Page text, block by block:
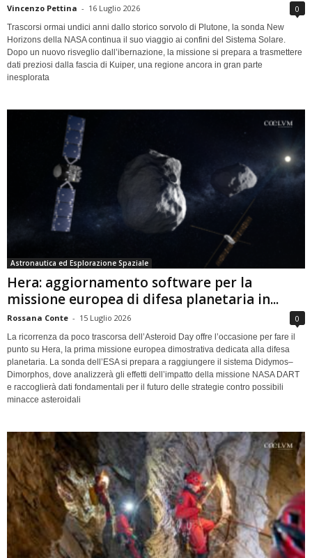
Vincenzo Pettina - 16 Luglio 2026 0
Trascorsi ormai undici anni dallo storico sorvolo di Plutone, la sonda New
Horizons della NASA continua il suo viaggio ai confini del Sistema Solare.
Dopo un nuovo risveglio dall’ibernazione, la missione si prepara a trasmettere
dati preziosi dalla fascia di Kuiper, una regione ancora in gran parte
inesplorata
Astronautica ed Esplorazione Spaziale
Hera: aggiornamento software per la
missione europea di difesa planetaria in...
Rossana Conte - 15 Luglio 2026 0
La ricorrenza da poco trascorsa dell’Asteroid Day offre l’occasione per fare il
punto su Hera, la prima missione europea dimostrativa dedicata alla difesa
planetaria. La sonda dell’ESA si prepara a raggiungere il sistema Didymos–
Dimorphos, dove analizzerà gli effetti dell’impatto della missione NASA DART
e raccoglierà dati fondamentali per il futuro delle strategie contro possibili
minacce asteroidali